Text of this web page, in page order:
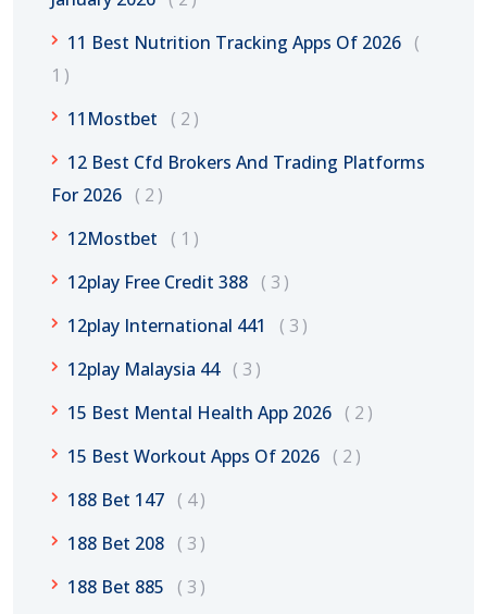
11 Best Nutrition Tracking Apps Of 2026
1
11Mostbet
2
12 Best Cfd Brokers And Trading Platforms
For 2026
2
12Mostbet
1
12play Free Credit 388
3
12play International 441
3
12play Malaysia 44
3
15 Best Mental Health App 2026
2
15 Best Workout Apps Of 2026
2
188 Bet 147
4
188 Bet 208
3
188 Bet 885
3